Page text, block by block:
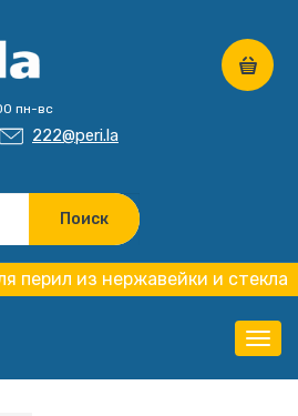
пн-вс
222@peri.la
перил из нержавейки и стекла